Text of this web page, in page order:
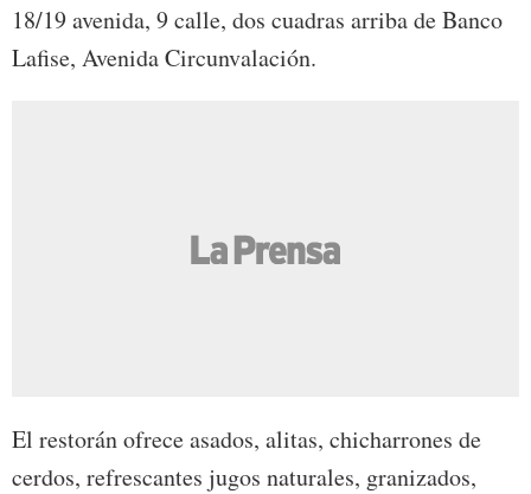
18/19 avenida, 9 calle, dos cuadras arriba de Banco
Lafise, Avenida Circunvalación.
El restorán ofrece asados, alitas, chicharrones de
cerdos, refrescantes jugos naturales, granizados,